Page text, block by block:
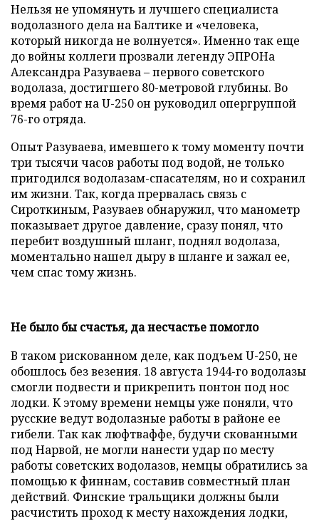
Нельзя не упомянуть и лучшего специалиста
водолазного дела на Балтике и «человека,
который никогда не волнуется». Именно так еще
до войны коллеги прозвали легенду ЭПРОНа
Александра Разуваева – первого советского
водолаза, достигшего 80-метровой глубины. Во
время работ на U-250 он руководил опергруппой
76-го отряда.
Опыт Разуваева, имевшего к тому моменту почти
три тысячи часов работы под водой, не только
пригодился водолазам-спасателям, но и сохранил
им жизни. Так, когда прервалась связь с
Сироткиным, Разуваев обнаружил, что манометр
показывает другое давление, сразу понял, что
перебит воздушный шланг, поднял водолаза,
моментально нашел дыру в шланге и зажал ее,
чем спас тому жизнь.
Не было бы счастья, да несчастье помогло
В таком рискованном деле, как подъем U-250, не
обошлось без везения. 18 августа 1944-го водолазы
смогли подвести и прикрепить понтон под нос
лодки. К этому времени немцы уже поняли, что
русские ведут водолазные работы в районе ее
гибели. Так как люфтваффе, будучи скованными
под Нарвой, не могли нанести удар по месту
работы советских водолазов, немцы обратились за
помощью к финнам, составив совместный план
действий. Финские тральщики должны были
расчистить проход к месту нахождения лодки,